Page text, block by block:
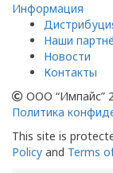
Информация
Наши
Новости
Контакты
ООО “Импайс”
Политика
This site is
Policy and Terms